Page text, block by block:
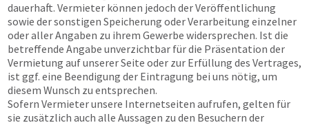
dauerhaft. Vermieter können jedoch der Veröffentlichung
sowie der sonstigen Speicherung oder Verarbeitung einzelner
oder aller Angaben zu ihrem Gewerbe widersprechen. Ist die
betreffende Angabe unverzichtbar für die Präsentation der
Vermietung auf unserer Seite oder zur Erfüllung des Vertrages,
ist ggf. eine Beendigung der Eintragung bei uns nötig, um
diesem Wunsch zu entsprechen.
Sofern Vermieter unsere Internetseiten aufrufen, gelten für
sie zusätzlich auch alle Aussagen zu den Besuchern der